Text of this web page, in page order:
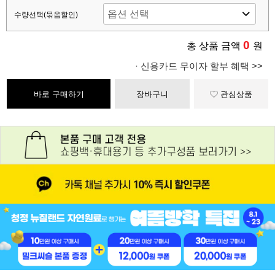
수량선택(묶음할인)
총 상품 금액 0 원
· 신용카드 무이자 할부 혜택 >>
바로 구매하기 장바구니 관심상품